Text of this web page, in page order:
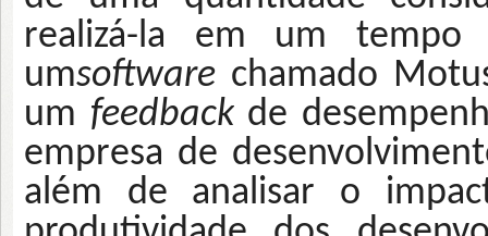
realizá-la em um tempo
umsoftware chamado
um feedbackde
empresa de
além de analisar o